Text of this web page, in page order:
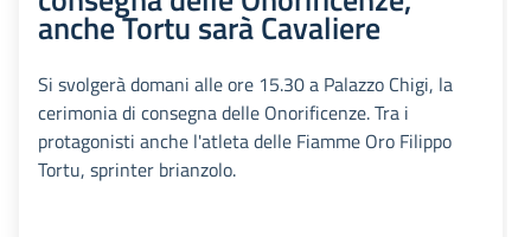
anche Tortu sarà Cavaliere
Si svolgerà domani alle ore 15.30 a Palazzo Chigi, la
cerimonia di consegna delle Onorificenze. Tra i
protagonisti anche l'atleta delle Fiamme Oro Filippo
Tortu, sprinter brianzolo.